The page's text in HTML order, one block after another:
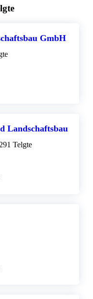
GmbH
Landschaftsbau
Telgte